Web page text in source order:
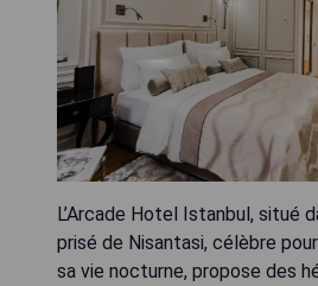
L’Arcade Hotel Istanbul, situé
prisé de Nisantasi, célèbre
sa vie nocturne, propose des